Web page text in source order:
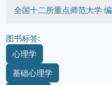
全国十二所重点师范大学 编
图书标签:
心理学
基础心理学